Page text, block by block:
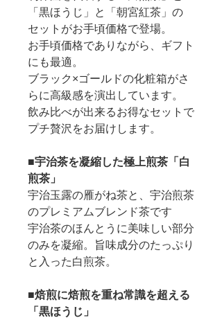
「黒ほうじ」と「朝宮紅茶」の
セットがお手頃価格で登場。
お手頃価格でありながら、ギフト
にも最適。
ブラック×ゴールドの化粧箱がさ
らに高級感を演出しています。
飲み比べが出来るお得なセットで
プチ贅沢をお届けします。
■宇治茶を凝縮した極上煎茶「白
煎茶」
宇治玉露の雁がね茶と、宇治煎茶
のプレミアムブレンド茶です
宇治茶のほんとうに美味しい部分
のみを凝縮。旨味成分のたっぷり
と入った白煎茶。
■焙煎に焙煎を重ね常識を超える
「黒ほうじ」